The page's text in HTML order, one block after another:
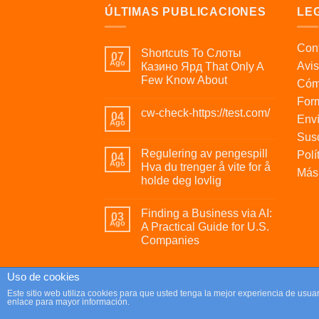
ÚLTIMAS PUBLICACIONES
07
Ago
Shortcuts To Слоты
Казино Ярд That Only A
Few Know About
04
Ago
cw-check-https://test.com/
04
Ago
Regulering av pengespill
Hva du trenger å vite for å
holde deg lovlig
03
Ago
Finding a Business via AI:
A Practical Guide for U.S.
Companies
Copyright 2026 ©Parafrikis.com
Tienda de regalos originales y muy frikis.
Uso de cookies
Este sitio web utiliza cookies para que usted tenga la mejor experiencia de
enlace para mayor información.